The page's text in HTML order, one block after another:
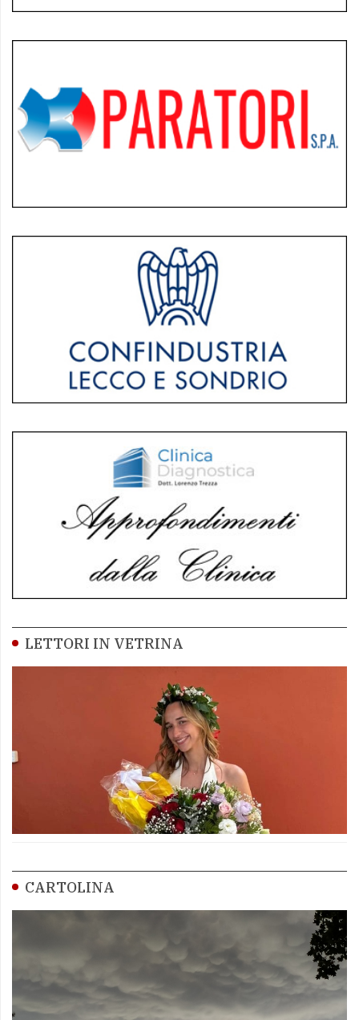
LETTORI IN VETRINA
CARTOLINA